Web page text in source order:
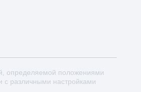
определяемой положениями
с различными настройками